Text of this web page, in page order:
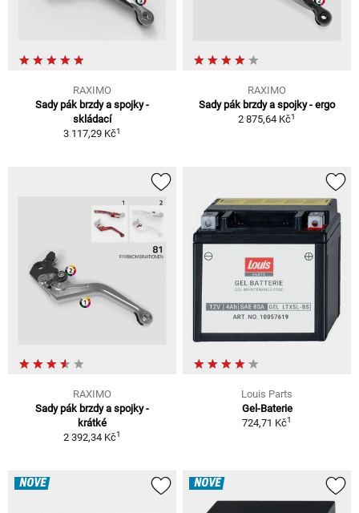
RAXIMO
Sady pák brzdy a spojky -
skládací
3 117,29 Kč1
RAXIMO
Sady pák brzdy a spojky - ergo
2 875,64 Kč1
RAXIMO
Sady pák brzdy a spojky -
krátké
2 392,34 Kč1
Louis Parts
Gel-Baterie
724,71 Kč1
NOVÉ NOVÉ